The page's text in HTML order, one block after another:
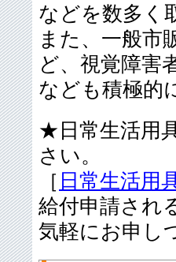
などを数多く
また、一般市
ど、視覚障害
なども積極的
★日常生活用
さい。
［ 日常生活用
給付申請され
気軽にお申し